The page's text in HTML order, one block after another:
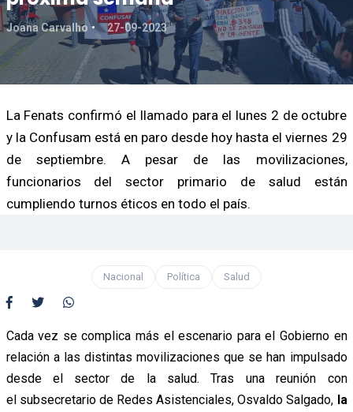
Joana Carvalho 27-09-2023
La Fenats confirmó el llamado para el lunes 2 de octubre
y la Confusam está en paro desde hoy hasta el viernes 29
de septiembre. A pesar de las movilizaciones,
funcionarios del sector primario de salud están
cumpliendo turnos éticos en todo el país.
Nacional Política Salud
Cada vez se complica más el escenario para el Gobierno en
relación a las distintas movilizaciones que se han impulsado
desde el sector de la salud. Tras una reunión con
el subsecretario de Redes Asistenciales, Osvaldo Salgado, la